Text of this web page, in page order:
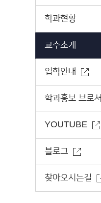
학과현황
교수소개
입학안내
학과홍보 브로셔
YOUTUBE
블로그
찾아오시는길